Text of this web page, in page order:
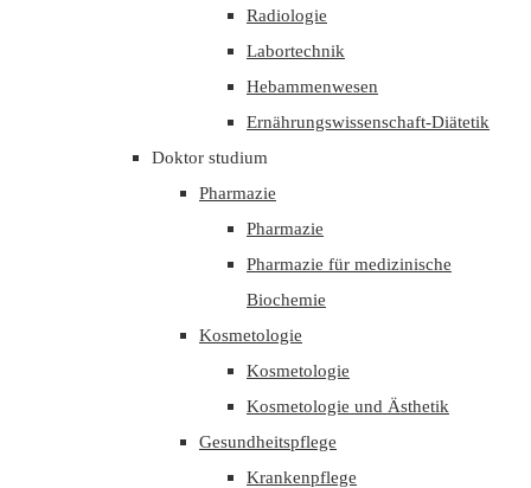
Radiologie
Labortechnik
Hebammenwesen
Ernährungswissenschaft-Diätetik
Doktor studium
Pharmazie
Pharmazie
Pharmazie für medizinische
Biochemie
Kosmetologie
Kosmetologie
Kosmetologie und Ästhetik
Gesundheitspflege
Krankenpflege